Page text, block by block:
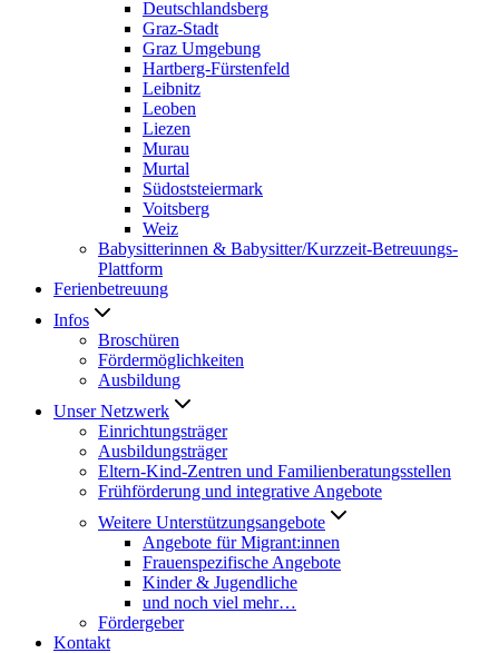
Deutschlandsberg
Graz-Stadt
Graz Umgebung
Hartberg-Fürstenfeld
Leibnitz
Leoben
Liezen
Murau
Murtal
Südoststeiermark
Voitsberg
Weiz
Babysitterinnen & Babysitter/Kurzzeit-Betreuungs-
Plattform
Ferienbetreuung
Infos
Broschüren
Fördermöglichkeiten
Ausbildung
Unser Netzwerk
Einrichtungsträger
Ausbildungsträger
Eltern-Kind-Zentren und Familienberatungsstellen
Frühförderung und integrative Angebote
Weitere Unterstützungsangebote
Angebote für Migrant:innen
Frauenspezifische Angebote
Kinder & Jugendliche
und noch viel mehr…
Fördergeber
Kontakt